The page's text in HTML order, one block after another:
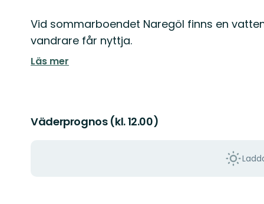
Beskrivning
Vid sommarboendet Naregöl finns en
vandrare får nyttja.
Läs mer
Väderprognos (kl. 12.00)